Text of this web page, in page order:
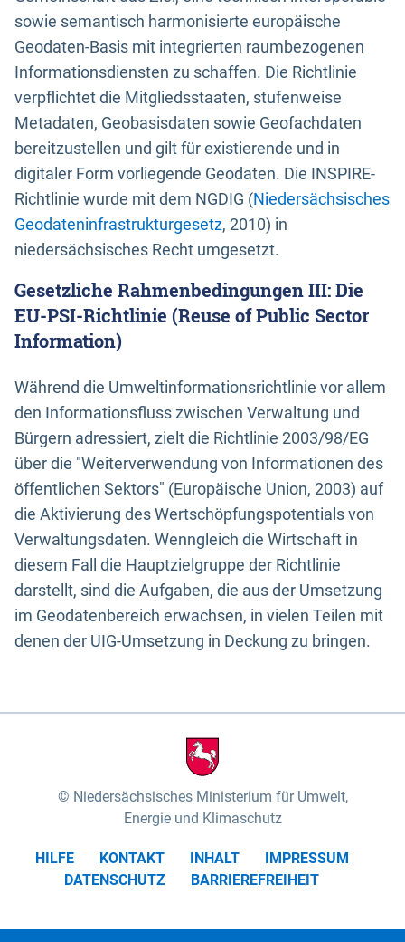
sowie semantisch harmonisierte europäische
Geodaten-Basis mit integrierten raumbezogenen
Informationsdiensten zu schaffen. Die Richtlinie
verpflichtet die Mitgliedsstaaten, stufenweise
Metadaten, Geobasisdaten sowie Geofachdaten
bereitzustellen und gilt für existierende und in
digitaler Form vorliegende Geodaten. Die INSPIRE-
Richtlinie wurde mit dem NGDIG (Niedersächsisches
Geodateninfrastrukturgesetz, 2010) in
niedersächsisches Recht umgesetzt.
Gesetzliche Rahmenbedingungen III: Die
EU-PSI-Richtlinie (Reuse of Public Sector
Information)
Während die Umweltinformationsrichtlinie vor allem
den Informationsfluss zwischen Verwaltung und
Bürgern adressiert, zielt die Richtlinie 2003/98/EG
über die "Weiterverwendung von Informationen des
öffentlichen Sektors" (Europäische Union, 2003) auf
die Aktivierung des Wertschöpfungspotentials von
Verwaltungsdaten. Wenngleich die Wirtschaft in
diesem Fall die Hauptzielgruppe der Richtlinie
darstellt, sind die Aufgaben, die aus der Umsetzung
im Geodatenbereich erwachsen, in vielen Teilen mit
denen der UIG-Umsetzung in Deckung zu bringen.
Niedersächsisches Ministerium für Umwelt,
Energie und Klimaschutz
HILFE KONTAKT INHALT
IMPRESSUM
DATENSCHUTZ
BARRIEREFREIHEIT